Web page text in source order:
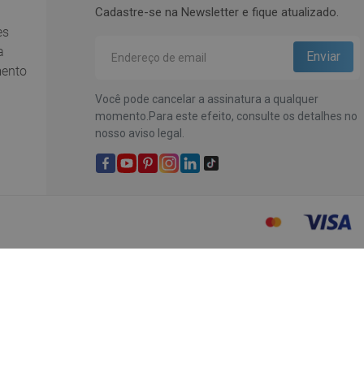
Cadastre-se na Newsletter e fique atualizado.
Você pode cancelar a assinatura a qualquer
momento.Para este efeito, consulte os detalhes no
nosso aviso legal.